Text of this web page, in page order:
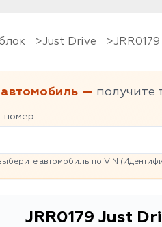
Just Drive JRR0179
— получите
номер
автомобиль по VIN
JRR0179 Just